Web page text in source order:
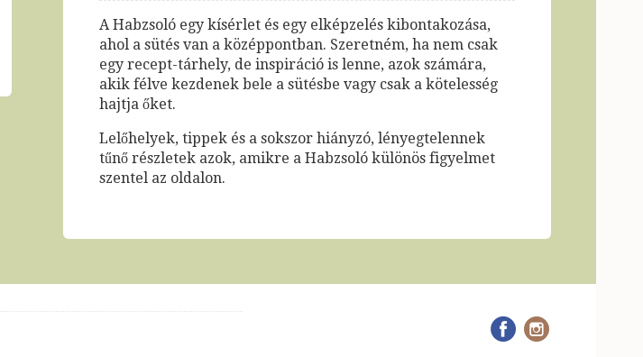
A Habzsoló egy kísérlet és egy elképzelés kibontakozása,
ahol a sütés van a középpontban. Szeretném, ha nem csak
egy recept-tárhely, de inspiráció is lenne, azok számára,
akik félve kezdenek bele a sütésbe vagy csak a kötelesség
hajtja őket.
Lelőhelyek, tippek és a sokszor hiányzó, lényegtelennek
tűnő részletek azok, amikre a Habzsoló különös figyelmet
szentel az oldalon.